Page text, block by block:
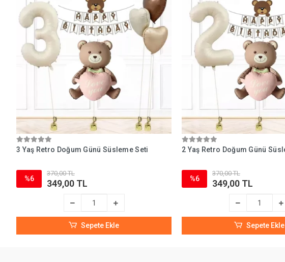
3 Yaş Retro Doğum Günü Süsleme Seti
%6
370,00 TL
349,00 TL
Sepete Ekle
2 Yaş Retro Doğum Günü
%6
370,00 TL
349,00 TL
Sepete Ekle